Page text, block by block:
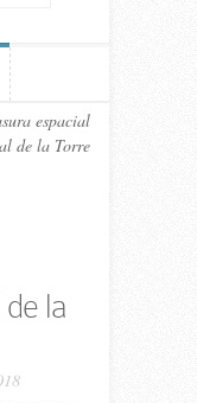
espacial
de la Torre
la